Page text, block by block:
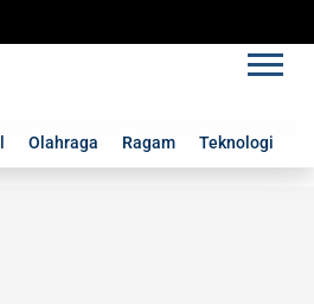
Olahraga Ragam Teknologi